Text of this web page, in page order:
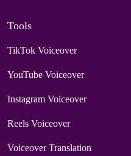
Tools
TikTok Voiceover
YouTube Voiceover
Instagram Voiceover
Reels Voiceover
Voiceover Translation